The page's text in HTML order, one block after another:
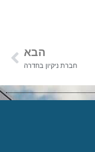
הבא
חברת ניקיון בחדרה